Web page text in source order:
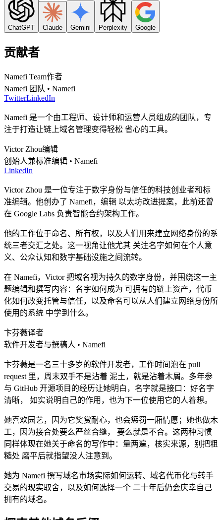
ChatGPT Claude Gemini Perplexity Google
贡献者
Namefi Team作者
Namefi 团队 • Namefi
TwitterLinkedIn
Namefi 是一个由工程师、设计师和运营人员组成的团队，专
注于打造让链上域名管理变得轻松 省心的工具。
Victor Zhou编辑
创始人兼标准编辑 • Namefi
LinkedIn
Victor Zhou 是一位专注于数字身份与信任的科技创业者和标
准编辑。他创办了 Namefi，编辑 以太坊改进提案，此前还曾
在 Google Labs 负责智能合约架构工作。
他的工作位于命名、所有权，以及人们用来建立网络身份的系
统三者交汇之处。这一视角让他尤其 关注名字如何在个人意
义、公众认知和数字基础设施之间流转。
在 Namefi，Victor 把域名视为持久的数字身份，并围绕这一主
题编辑和撰写内容：名字如何成为 可拥有的链上资产，代币
化如何改变托管与信任，以及命名可以从人们建立网络身份所
使用的系统 中学到什么。
卞芬薇译者
软件开发者与撰稿人 • Namefi
卞芬薇是一名三十多岁的软件开发者，工作时间泡在 pull
request 里，周末双手不是沾着 泥土，就是沾着木屑。多年参
与 GitHub 开源项目的经历让她明白，名字就是接口：好名字
清晰， 如实说明自己的作用，也为下一位使用它的人着想。
她喜欢园艺，因为它奖赏耐心，也会惩罚一厢情愿；她也做木
工，因为接合处要么严丝合缝， 要么就是不合。这两种习惯
同样体现在她关于命名的写作中：量两遍，核实来源，别把粗
糙处 磨平后就指望没人注意到。
她为 Namefi 撰写域名市场实际如何运转、域名代币化与转手
交易的现实取舍，以及如何选择一个 二十年后仍会庆幸自己
拥有的域名。